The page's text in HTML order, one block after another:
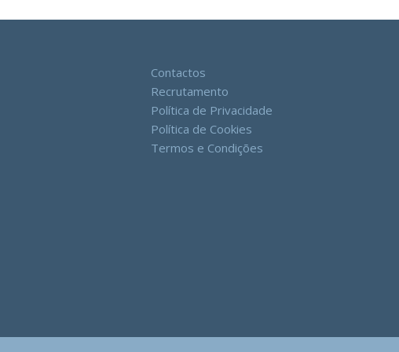
Contactos
Recrutamento
Política de Privacidade
Política de Cookies
Termos e Condições